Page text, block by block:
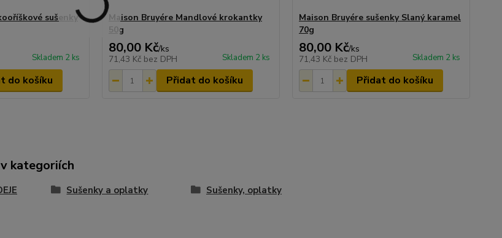
sušenky
Skladem 2 ks
do košíku
Maison Bruyére Mandlové krokantky
50g
80,00 Kč/ks
71,43 Kč bez DPH Skladem 2 ks
Přidat do košíku
Maison Bruyére sušenky Slaný karamel
70g
80,00 Kč/ks
71,43 Kč bez DPH Skladem 2 ks
Přidat do košíku
kategoriích
Sušenky a oplatky Sušenky, oplatky